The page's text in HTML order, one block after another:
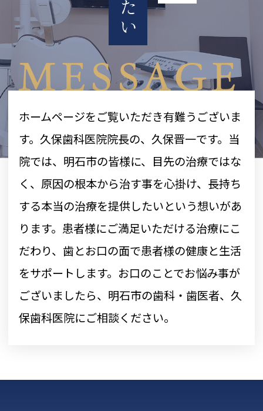
MESSAGE
ホームページをご覧いただき有難うございま
す。久保歯科医院院長の、久保晋一です。当
院では、明石市の皆様に、目先の治療ではな
く、原因の根本から治す事を心掛け、長持ち
する本当の治療を提供したいという想いがあ
ります。患者様にご満足いただける治療にこ
だわり、歯とお口の面で患者様の健康と生活
をサポートします。お口のことでお悩み事が
ございましたら、明石市の歯科・歯医者、久
保歯科医院にご相談ください。